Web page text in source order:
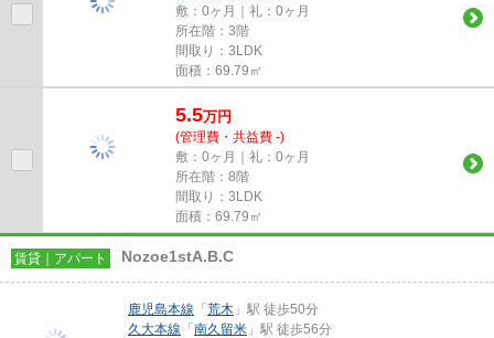
敷：0ヶ月｜礼：0ヶ月
所在階：3階
間取り：3LDK
面積：69.79㎡
5.5万円
(管理費・共益費 -)
敷：0ヶ月｜礼：0ヶ月
所在階：8階
間取り：3LDK
面積：69.79㎡
賃貸｜アパート Nozoe1stA.B.C
鹿児島本線 「荒木 」駅 徒歩50分
久大本線 「南久留米 」駅 徒歩56分